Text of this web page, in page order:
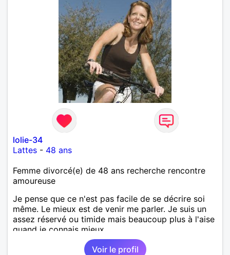
lolie-34
Lattes - 48 ans
Femme divorcé(e) de 48 ans recherche rencontre
amoureuse
Je pense que ce n'est pas facile de se décrire soi
même. Le mieux est de venir me parler. Je suis un
assez réservé ou timide mais beaucoup plus à l'aise
quand je connais mieux.
Voir le profil